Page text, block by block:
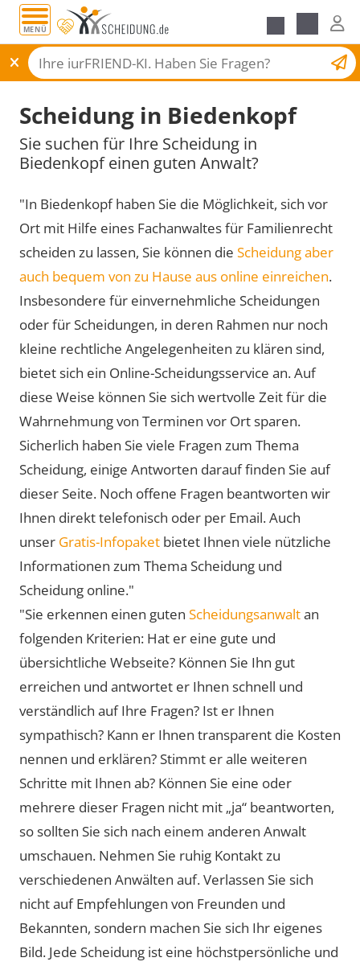
MENÜ
Scheidungsantrag
Scheidung in Biedenkopf
Sie suchen für Ihre Scheidung in
Biedenkopf einen guten Anwalt?
"In Biedenkopf haben Sie die Möglichkeit, sich vor
Ort mit Hilfe eines Fachanwaltes für Familienrecht
scheiden zu lassen, Sie können die Scheidung aber
auch bequem von zu Hause aus online einreichen.
Insbesondere für einvernehmliche Scheidungen
oder für Scheidungen, in deren Rahmen nur noch
kleine rechtliche Angelegenheiten zu klären sind,
bietet sich ein Online-Scheidungsservice an. Auf
diese Weise können Sie sich wertvolle Zeit für die
Wahrnehmung von Terminen vor Ort sparen.
Sicherlich haben Sie viele Fragen zum Thema
Scheidung, einige Antworten darauf finden Sie auf
dieser Seite. Noch offene Fragen beantworten wir
Ihnen direkt telefonisch oder per Email. Auch
unser Gratis-Infopaket bietet Ihnen viele nützliche
Informationen zum Thema Scheidung und
Scheidung online."
"Sie erkennen einen guten Scheidungsanwaltan
folgenden Kriterien: Hat er eine gute und
übersichtliche Webseite? Können Sie Ihn gut
erreichen und antwortet er Ihnen schnell und
verständlich auf Ihre Fragen? Ist er Ihnen
sympathisch? Kann er Ihnen transparent die Kosten
nennen und erklären? Stimmt er alle weiteren
Schritte mit Ihnen ab? Können Sie eine oder
mehrere dieser Fragen nicht mit „ja“ beantworten,
so sollten Sie sich nach einem anderen Anwalt
umschauen. Nehmen Sie ruhig Kontakt zu
verschiedenen Anwälten auf. Verlassen Sie sich
nicht auf Empfehlungen von Freunden und
Bekannten, sondern machen Sie sich Ihr eigenes
Bild. Jede Scheidung ist eine höchstpersönliche und